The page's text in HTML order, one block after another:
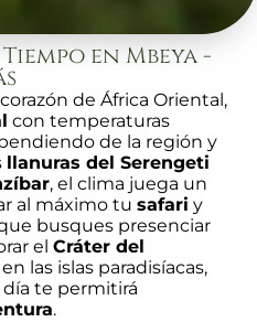
en Mbeya -
de África Oriental,
con temperaturas
de la región y
llanuras del Serengeti
, el clima juega un
al máximo tu safari y
busques presenciar
el Cráter del
las islas paradisíacas,
te permitirá
.